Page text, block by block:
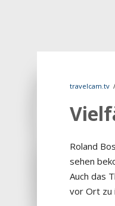
travelcam.tv /
Roland
sehen
Auch das
vor Ort zu